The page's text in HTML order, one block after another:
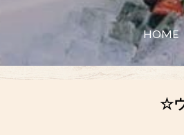
HOME
☆